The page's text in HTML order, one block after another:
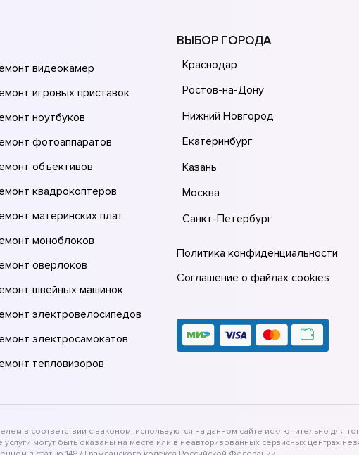
видеокамер
игровых приставок
ноутбуков
фотоаппаратов
объективов
квадрокоптеров
материнских плат
моноблоков
оверлоков
швейных машинок
электровелосипедов
электросамокатов
тепловизоров
ВЫБОР ГОРОДА
Краснодар
Ростов-на-Дону
Нижний Новгород
Екатеринбург
Казань
Москва
Санкт-Петербург
Политика конфиденциальности
Соглашение о файлах cookies
в соответствии с законом, используются на данном сайте исключительно для
могут быть оказаны на месте или в неавторизованных сервисных центрах